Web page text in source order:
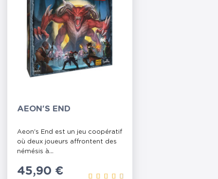
AEON'S END
Aeon's End est un jeu coopératif
où deux joueurs affrontent des
némésis à...
Prix
45,90 €